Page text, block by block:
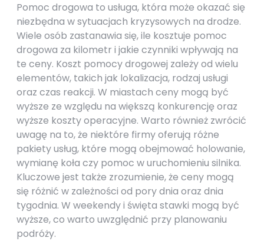
Pomoc drogowa to usługa, która może okazać się
niezbędna w sytuacjach kryzysowych na drodze.
Wiele osób zastanawia się, ile kosztuje pomoc
drogowa za kilometr i jakie czynniki wpływają na
te ceny. Koszt pomocy drogowej zależy od wielu
elementów, takich jak lokalizacja, rodzaj usługi
oraz czas reakcji. W miastach ceny mogą być
wyższe ze względu na większą konkurencję oraz
wyższe koszty operacyjne. Warto również zwrócić
uwagę na to, że niektóre firmy oferują różne
pakiety usług, które mogą obejmować holowanie,
wymianę koła czy pomoc w uruchomieniu silnika.
Kluczowe jest także zrozumienie, że ceny mogą
się różnić w zależności od pory dnia oraz dnia
tygodnia. W weekendy i święta stawki mogą być
wyższe, co warto uwzględnić przy planowaniu
podróży.